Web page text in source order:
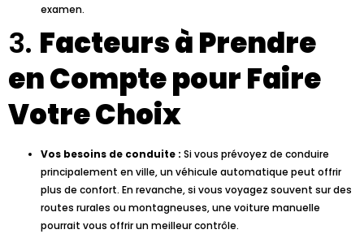
examen.
3. Facteurs à Prendre
en Compte pour Faire
Votre Choix
Vos besoins de conduite : Si vous prévoyez de conduire
principalement en ville, un véhicule automatique peut offrir
plus de confort. En revanche, si vous voyagez souvent sur des
routes rurales ou montagneuses, une voiture manuelle
pourrait vous offrir un meilleur contrôle.